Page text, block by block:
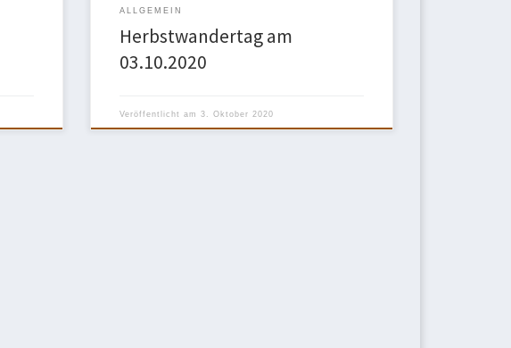
ALLGEMEIN
Herbstwandertag am
03.10.2020
Veröffentlicht am 3. Oktober 2020